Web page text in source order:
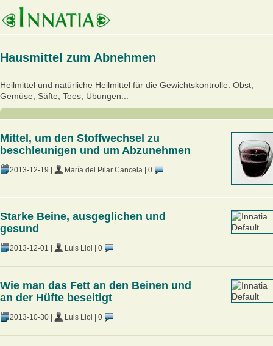
Hausmittel zum Abnehmen
Heilmittel und natürliche Heilmittel für die Gewichtskontrolle: Obst,
Gemüse, Säfte, Tees, Übungen...
Mittel, um den Stoffwechsel zu
beschleunigen und um Abzunehmen
2013-12-19 María del Pilar Cancela 0
Starke Beine, ausgeglichen und
gesund
2013-12-01 Luis Lioi 0
Wie man das Fett an den Beinen und
an der Hüfte beseitigt
2013-10-30 Luis Lioi 0